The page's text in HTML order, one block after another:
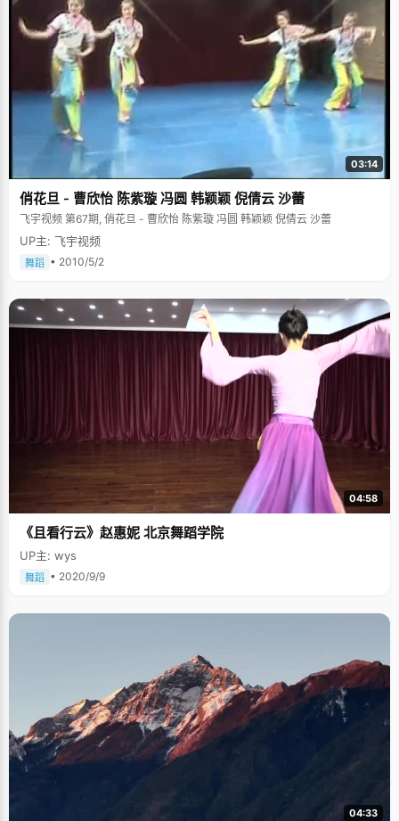
03:14
俏花旦 - 曹欣怡 陈紫璇 冯圆 韩颖颖 倪倩云 沙蕾
飞宇视频 第67期, 俏花旦 - 曹欣怡 陈紫璇 冯圆 韩颖颖 倪倩云 沙蕾
UP主: 飞宇视频
舞蹈 • 2010/5/2
04:58
《且看行云》赵惠妮 北京舞蹈学院
UP主: wys
舞蹈 • 2020/9/9
04:33